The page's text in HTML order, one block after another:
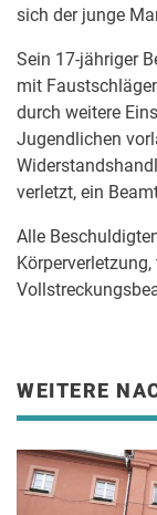
sich der junge
Sein 17-jähriger
mit
durch weitere
Jugendlichen
verletzt, ein
Alle
WEITERE